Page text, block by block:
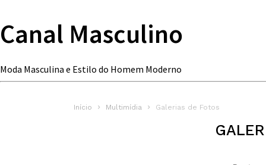
Canal Masculino
Moda Masculina e Estilo do Homem Moderno
Início Multimídia Galerias de Fotos